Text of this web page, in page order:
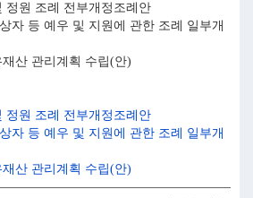
정원 조례 전부개정조례안
자 등 예우 및 지원에 관한 조례 일부개
산 관리계획 수립(안)
정원 조례 전부개정조례안
자 등 예우 및 지원에 관한 조례 일부개
산 관리계획 수립(안)